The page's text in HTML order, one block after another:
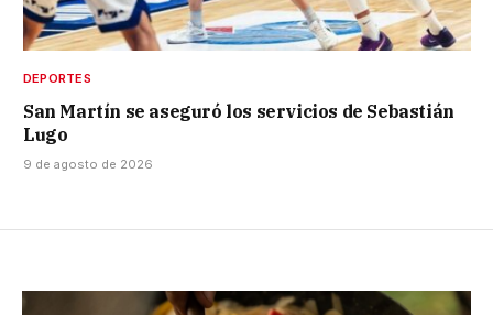
DEPORTES
San Martín se aseguró los servicios de Sebastián
Lugo
9 de agosto de 2026